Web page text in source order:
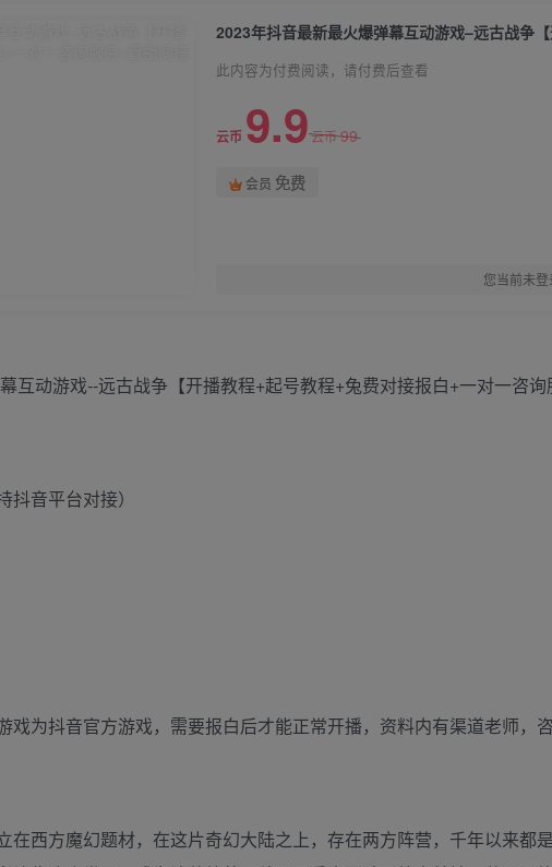
此内容为付费阅读，请付费后查看
云币 9.9云币99
会员 免费
您当前未
音平台对接）
戏为抖音官方游戏，需要报白后才能正常开播，资料内有渠道老师，
在西方魔幻题材，在这片奇幻大陆之上，存在两方阵营，千年以来都